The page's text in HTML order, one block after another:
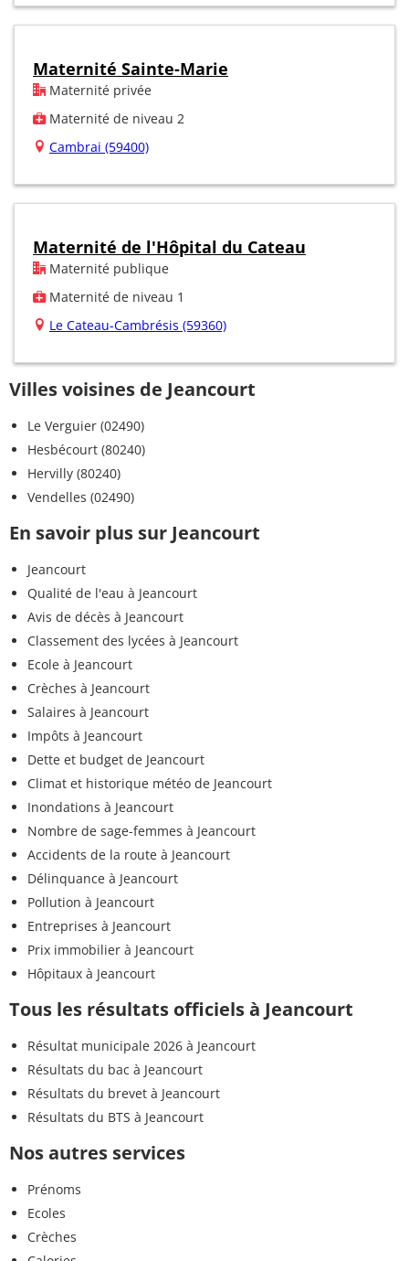
Maternité Sainte-Marie
Maternité privée
Maternité de niveau 2
Cambrai (59400)
Maternité de l'Hôpital du Cateau
Maternité publique
Maternité de niveau 1
Le Cateau-Cambrésis (59360)
Villes voisines de Jeancourt
Le Verguier (02490)
Hesbécourt (80240)
Hervilly (80240)
Vendelles (02490)
En savoir plus sur Jeancourt
Jeancourt
Qualité de l'eau à Jeancourt
Avis de décès à Jeancourt
Classement des lycées à Jeancourt
Ecole à Jeancourt
Crèches à Jeancourt
Salaires à Jeancourt
Impôts à Jeancourt
Dette et budget de Jeancourt
Climat et historique météo de Jeancourt
Inondations à Jeancourt
Nombre de sage-femmes à Jeancourt
Accidents de la route à Jeancourt
Délinquance à Jeancourt
Pollution à Jeancourt
Entreprises à Jeancourt
Prix immobilier à Jeancourt
Hôpitaux à Jeancourt
Tous les résultats officiels à Jeancourt
Résultat municipale 2026 à Jeancourt
Résultats du bac à Jeancourt
Résultats du brevet à Jeancourt
Résultats du BTS à Jeancourt
Nos autres services
Prénoms
Ecoles
Crèches